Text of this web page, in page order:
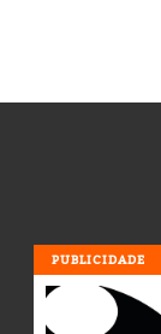
PUBLICIDADE